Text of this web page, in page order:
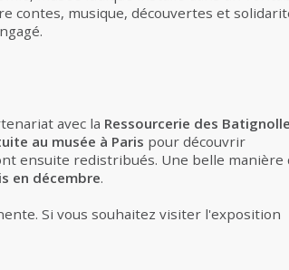
contes, musique, découvertes et
avec la Ressourcerie des
au musée à Paris pour découvrir
ensuite redistribués. Une belle manière
en décembre.
Si vous souhaitez visiter l'exposition